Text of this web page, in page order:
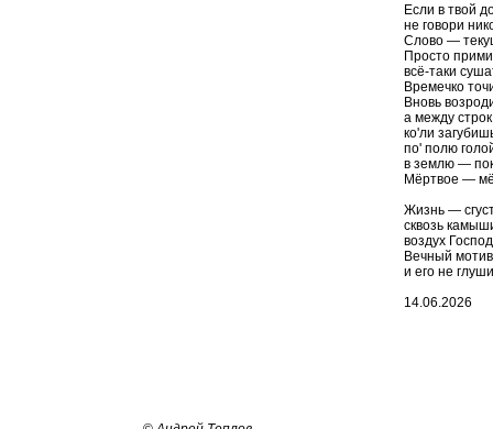
Если в твой
не говори
Слово —
Просто
всё-таки
Времечко
Вновь
а между
ко'ли
по' полю
в землю —
Мёртвое —
Жизнь —
сквозь
воздух
Вечный
и его не
14.06.2026